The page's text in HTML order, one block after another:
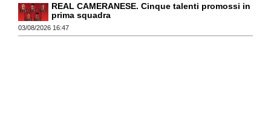
REAL CAMERANESE. Cinque talenti promossi in
prima squadra
03/08/2026 16:47